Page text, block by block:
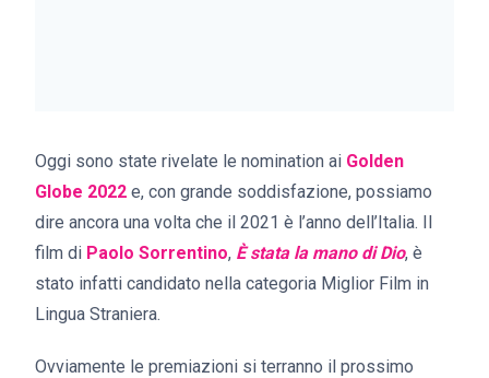
Oggi sono state rivelate le nomination ai Golden
Globe 2022 e, con grande soddisfazione, possiamo
dire ancora una volta che il 2021 è l’anno dell’Italia. Il
film di Paolo Sorrentino, È stata la mano di Dio, è
stato infatti candidato nella categoria Miglior Film in
Lingua Straniera.
Ovviamente le premiazioni si terranno il prossimo